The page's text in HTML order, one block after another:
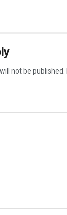
not be published.